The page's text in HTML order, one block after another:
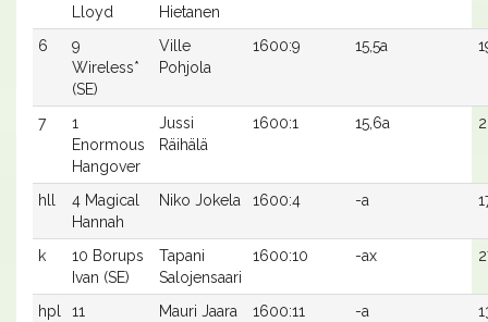
Lloyd
Hietanen
6
9
Wireless*
(SE)
Ville
Pohjola
1600:9 15,5a
7
1
Enormous
Hangover
Jussi
Räihälä
1600:1 15,6a
hll
4 Magical
Hannah
Niko Jokela 1600:4 -a
k
10 Borups
Ivan (SE)
Tapani
Salojensaari
1600:10 -ax
hpl
11
Mauri Jaara 1600:11 -a